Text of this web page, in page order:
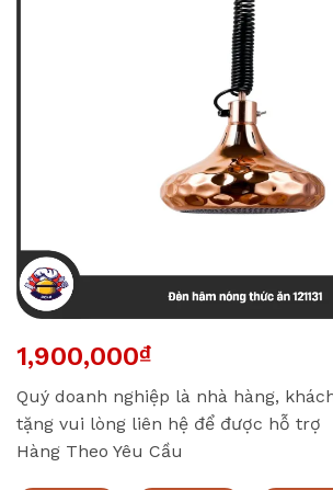
1,900,000₫
Quý doanh nghiệp là nhà hàng,
tặng vui lòng liên hệ để được hỗ trợ
Hàng Theo Yêu Cầu